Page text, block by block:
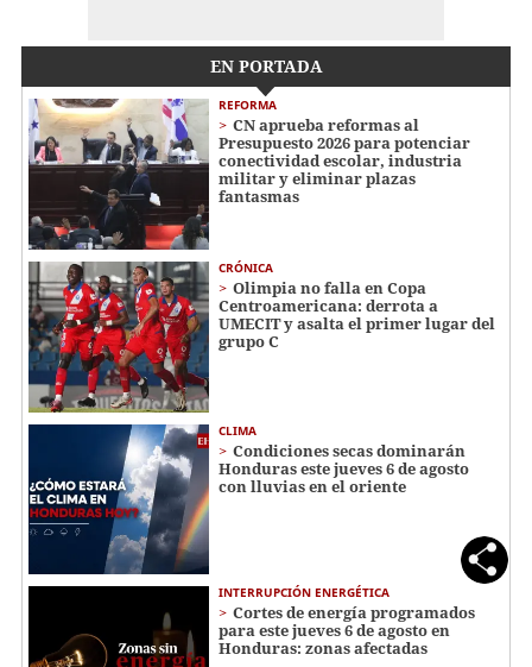
EN PORTADA
REFORMA
CN aprueba reformas al
Presupuesto 2026 para potenciar
conectividad escolar, industria
militar y eliminar plazas
fantasmas
CRÓNICA
Olimpia no falla en Copa
Centroamericana: derrota a
UMECIT y asalta el primer lugar del
grupo C
CLIMA
Condiciones secas dominarán
Honduras este jueves 6 de agosto
con lluvias en el oriente
INTERRUPCIÓN ENERGÉTICA
Cortes de energía programados
para este jueves 6 de agosto en
Honduras: zonas afectadas